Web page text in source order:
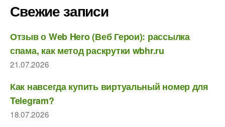
Свежие записи
Отзыв о Web Hero (Веб Герои): рассылка
спама, как метод раскрутки wbhr.ru
21.07.2026
Как навсегда купить виртуальный номер для
Telegram?
18.07.2026